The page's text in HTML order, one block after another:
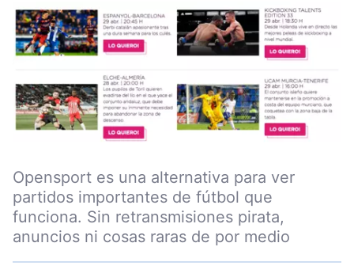
Opensport es una alternativa para ver
partidos importantes de fútbol que
funciona. Sin retransmisiones pirata,
anuncios ni cosas raras de por medio